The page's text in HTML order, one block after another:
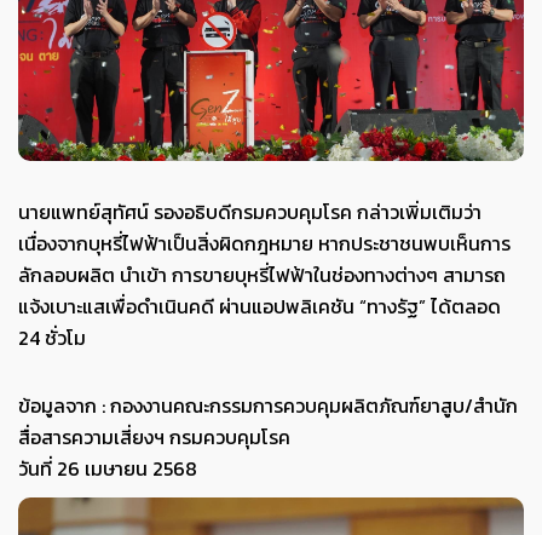
นายแพทย์สุทัศน์ รองอธิบดีกรมควบคุมโรค กล่าวเพิ่มเติมว่า
เนื่องจากบุหรี่ไฟฟ้าเป็นสิ่งผิดกฎหมาย หากประชาชนพบเห็นการ
ลักลอบผลิต นำเข้า การขายบุหรี่ไฟฟ้าในช่องทางต่างๆ สามารถ
แจ้งเบาะแสเพื่อดำเนินคดี ผ่านแอปพลิเคชัน “ทางรัฐ” ได้ตลอด
24 ชั่วโม
ข้อมูลจาก : กองงานคณะกรรมการควบคุมผลิตภัณฑ์ยาสูบ/สำนัก
สื่อสารความเสี่ยงฯ กรมควบคุมโรค
วันที่ 26 เมษายน 2568